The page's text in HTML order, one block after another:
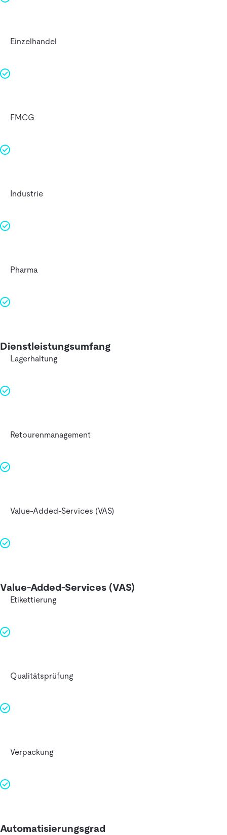
Einzelhandel
FMCG
Industrie
Pharma
Dienstleistungsumfang
Lagerhaltung
Retourenmanagement
Value-Added-Services (VAS)
Value-Added-Services (VAS)
Etikettierung
Qualitätsprüfung
Verpackung
Automatisierungsgrad